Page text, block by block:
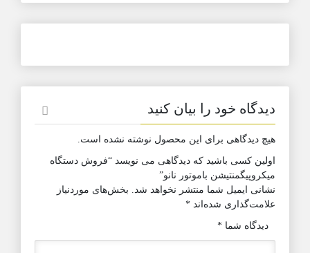
دیدگاه خود را بیان کنید
هیچ دیدگاهی برای این محصول نوشته نشده است.
اولین کسی باشید که دیدگاهی می نویسد “فروش دستگاه
میکروپیگمنتیشن باموتور نانو”
نشانی ایمیل شما منتشر نخواهد شد. بخش‌های موردنیاز
علامت‌گذاری شده‌اند *
دیدگاه شما *